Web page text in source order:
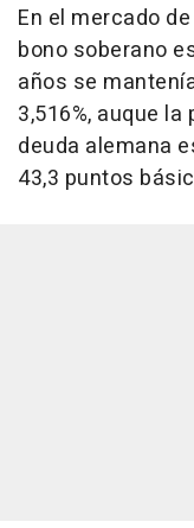
En el mercado
bono soberano
años se
3,516%, auque
deuda alemana
43,3 puntos